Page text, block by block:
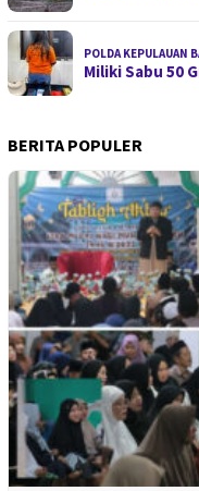
POLDA KEPULAUAN
Miliki Sabu 50
BERITA POPULER